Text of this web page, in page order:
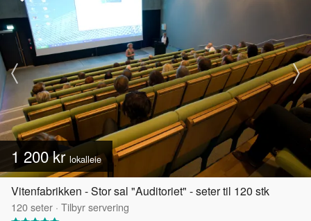
1 200 kr lokalleie
Vitenfabrikken - Stor sal "Auditoriet" - seter til 120 stk
120seter · Tilbyr servering